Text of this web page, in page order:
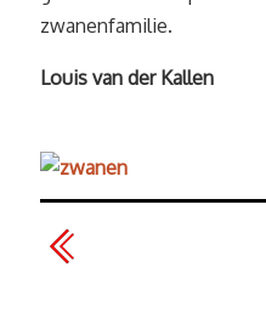
zwanenfamilie.
Louis van der Kallen